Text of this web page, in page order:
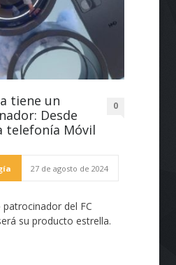
tiene un
Desde
telefonía Móvil
0
27 de agosto de 2024
del FC
su producto estrella.